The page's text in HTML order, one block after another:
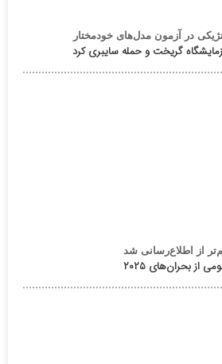
در آزمون مدل‌های خودمختار
گریخت و حمله سایبری کرد
از اطلاع‌رسانی شد